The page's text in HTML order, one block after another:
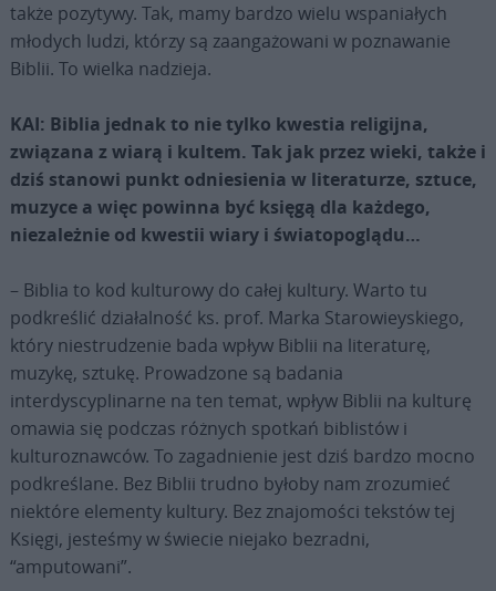
także pozytywy. Tak, mamy bardzo wielu wspaniałych
młodych ludzi, którzy są zaangażowani w poznawanie
Biblii. To wielka nadzieja.
KAI: Biblia jednak to nie tylko kwestia religijna,
związana z wiarą i kultem. Tak jak przez wieki, także i
dziś stanowi punkt odniesienia w literaturze, sztuce,
muzyce a więc powinna być księgą dla każdego,
niezależnie od kwestii wiary i światopoglądu…
– Biblia to kod kulturowy do całej kultury. Warto tu
podkreślić działalność ks. prof. Marka Starowieyskiego,
który niestrudzenie bada wpływ Biblii na literaturę,
muzykę, sztukę. Prowadzone są badania
interdyscyplinarne na ten temat, wpływ Biblii na kulturę
omawia się podczas różnych spotkań biblistów i
kulturoznawców. To zagadnienie jest dziś bardzo mocno
podkreślane. Bez Biblii trudno byłoby nam zrozumieć
niektóre elementy kultury. Bez znajomości tekstów tej
Księgi, jesteśmy w świecie niejako bezradni,
“amputowani”.